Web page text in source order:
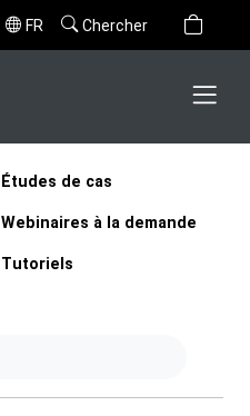
FR Chercher
Études de cas
Webinaires à la demande
Tutoriels